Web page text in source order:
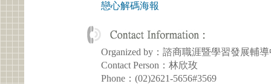
戀心解碼海報
Organized by：諮商職涯暨學習發展輔
Contact Person：林欣玫
Phone：(02)2621-5656#3569